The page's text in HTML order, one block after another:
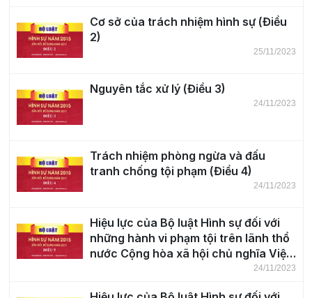
Cơ sở của trách nhiệm hình sự (Điều
2)
25/11/2023
Nguyên tắc xử lý (Điều 3)
24/11/2023
Trách nhiệm phòng ngừa và đấu
tranh chống tội phạm (Điều 4)
24/11/2023
Hiệu lực của Bộ luật Hình sự đối với
những hành vi phạm tội trên lãnh thổ
nước Cộng hòa xã hội chủ nghĩa Việt
24/11/2023